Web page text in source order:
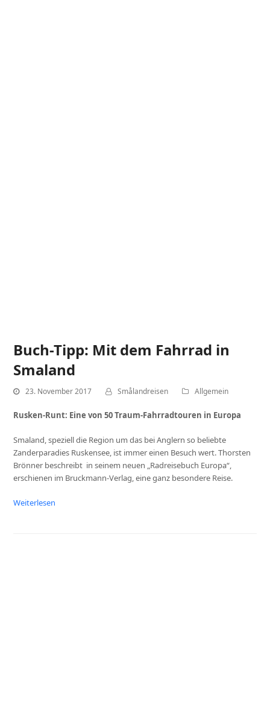
Buch-Tipp: Mit dem Fahrrad in
Smaland
23. November 2017 Smålandreisen Allgemein
Rusken-Runt: Eine von 50 Traum-Fahrradtouren in Europa
Smaland, speziell die Region um das bei Anglern so beliebte
Zanderparadies Ruskensee, ist immer einen Besuch wert. Thorsten
Brönner beschreibt in seinem neuen „Radreisebuch Europa“,
erschienen im Bruckmann-Verlag, eine ganz besondere Reise.
Weiterlesen